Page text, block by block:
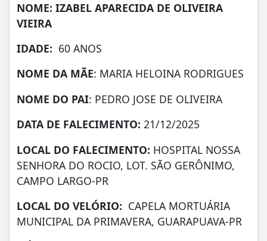
NOME: IZABEL APARECIDA DE OLIVEIRA
VIEIRA
IDADE: 60 ANOS
NOME DA MÃE: MARIA HELOINA RODRIGUES
NOME DO PAI: PEDRO JOSE DE OLIVEIRA
DATA DE FALECIMENTO: 21/12/2025
LOCAL DO FALECIMENTO: HOSPITAL NOSSA
SENHORA DO ROCIO, LOT. SÃO GERÔNIMO,
CAMPO LARGO-PR
LOCAL DO VELÓRIO: CAPELA MORTUÁRIA
MUNICIPAL DA PRIMAVERA, GUARAPUAVA-PR